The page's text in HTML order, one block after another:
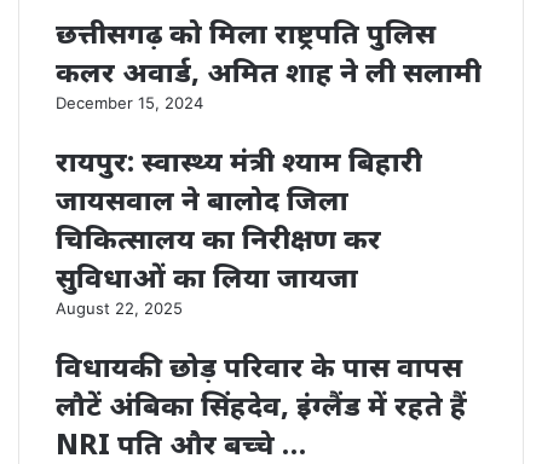
छत्तीसगढ़ को मिला राष्ट्रपति पुलिस
कलर अवार्ड, अमित शाह ने ली सलामी
December 15, 2024
रायपुर: स्वास्थ्य मंत्री श्याम बिहारी
जायसवाल ने बालोद जिला
चिकित्सालय का निरीक्षण कर
सुविधाओं का लिया जायजा
August 22, 2025
विधायकी छोड़ परिवार के पास वापस
लौटें अंबिका सिंहदेव, इंग्लैंड में रहते हैं
NRI पति और बच्चे …